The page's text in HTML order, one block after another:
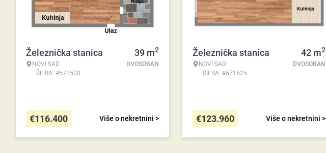
Železnička stanica
NOVI SAD
ŠIFRA: #571500
39 m2
DVOSOBAN
Više o nekretnini >
€116.400
Železnička stanica
NOVI SAD
ŠIFRA: #571525
42 m2
DVOSOBAN
Više o nekretnini >
€123.960